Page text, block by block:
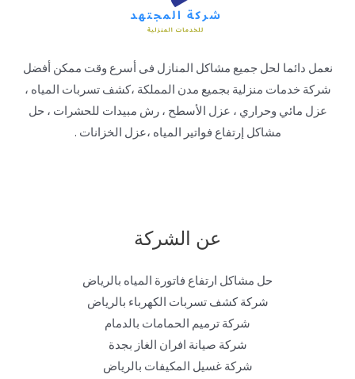
نعمل دائما لحل جميع مشاكل المنازل فى أسرع وقت ممكن أفضل
شركة خدمات منزلية بجميع مدن المملكة ،كشف تسربات المياه ،
عزل مائي وحراري ، عزل الأسطح ، رش مبيدات للحشرات ، حل
مشاكل إرتفاع فواتير المياه ،عزل الخزانات .
عن الشركة
حل مشاكل ارتفاع فاتورة المياه بالرياض
شركة كشف تسربات الكهرباء بالرياض
شركة ترميم الحمامات بالدمام
شركة صيانة افران الغاز بجدة
شركة غسيل المكيفات بالرياض